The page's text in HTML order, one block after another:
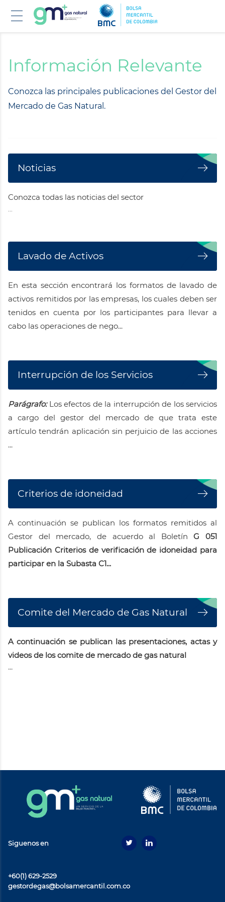
principal
Información Relevante
Conozca las principales publicaciones del Gestor del
Mercado de Gas Natural.
Noticias
Conozca todas las noticias del sector
Lavado de Activos
En esta sección encontrará los formatos de lavado de
activos remitidos por las empresas, los cuales deben ser
tenidos en cuenta por los participantes para llevar a
cabo las operaciones de nego...
Interrupción de los Servicios
Parágrafo: Los efectos de la interrupción de los servicios
a cargo del gestor del mercado de que trata este
artículo tendrán aplicación sin perjuicio de las acciones
...
Criterios de idoneidad
A continuación se publican los formatos remitidos al
Gestor del mercado, de acuerdo al BoletínG 051
Publicación Criterios de verificación de idoneidad para
participar en la Subasta C1...
Comite del Mercado de Gas Natural
A continuación se publican las presentaciones, actas y
videos de los comite de mercado de gas natural
...
Siguenos en
+60(1) 629-2529
gestordegas@bolsamercantil.com.co